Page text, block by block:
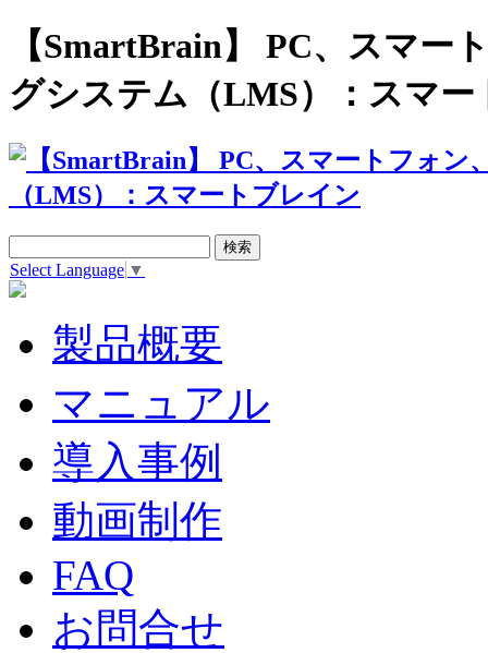
【SmartBrain】 PC、スマー
グシステム（LMS）：スマー
Select Language ▼
製品概要
マニュアル
導入事例
動画制作
FAQ
お問合せ